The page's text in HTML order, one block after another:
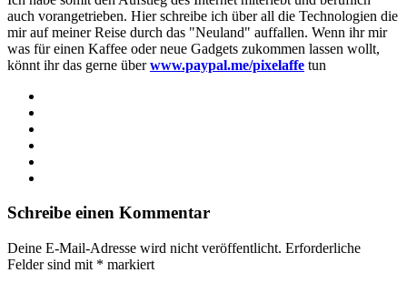
auch vorangetrieben. Hier schreibe ich über all die Technologien die
mir auf meiner Reise durch das "Neuland" auffallen. Wenn ihr mir
was für einen Kaffee oder neue Gadgets zukommen lassen wollt,
könnt ihr das gerne überwww.paypal.me/pixelaffe tun
Schreibe einen Kommentar
Deine E-Mail-Adresse wird nicht veröffentlicht. Erforderliche
Felder sind mit * markiert